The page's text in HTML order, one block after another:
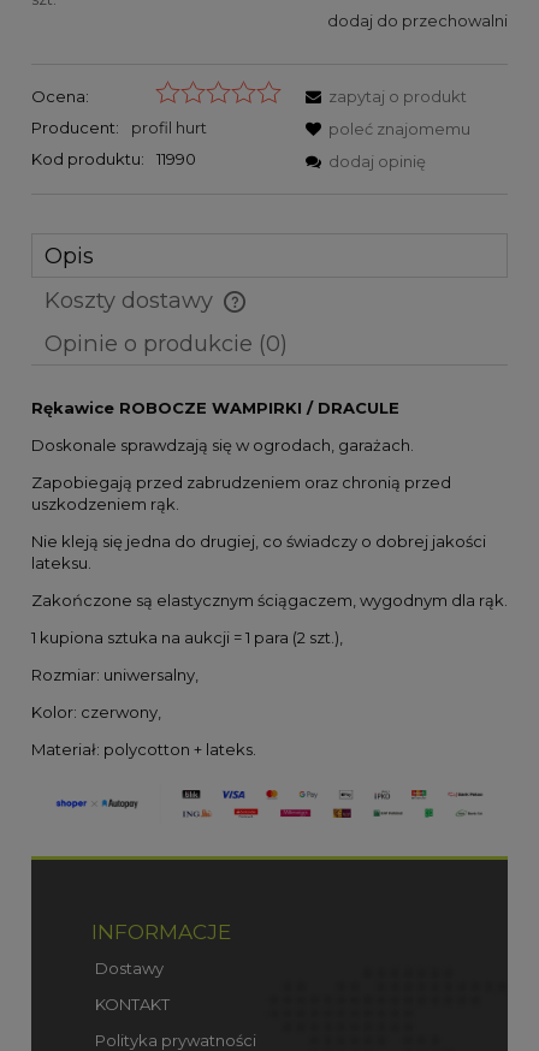
dodaj do przechowalni
Ocena:
Producent:
profil hurt
Kod produktu:
11990
zapytaj o produkt
poleć znajomemu
dodaj opinię
Opis
Koszty dostawy
Cena nie zawiera ewentualnych kosztów płatności
Opinie o produkcie (0)
Rękawice ROBOCZE WAMPIRKI / DRACULE
Doskonale sprawdzają się w ogrodach, garażach.
Zapobiegają przed zabrudzeniem oraz chronią przed
uszkodzeniem rąk.
Nie kleją się jedna do drugiej, co świadczy o dobrej jakości
lateksu.
Zakończone są elastycznym ściągaczem, wygodnym dla rąk.
1 kupiona sztuka na aukcji = 1 para (2 szt.),
Rozmiar: uniwersalny,
Kolor: czerwony,
Materiał: polycotton + lateks.
INFORMACJE
Dostawy
KONTAKT
Polityka prywatności